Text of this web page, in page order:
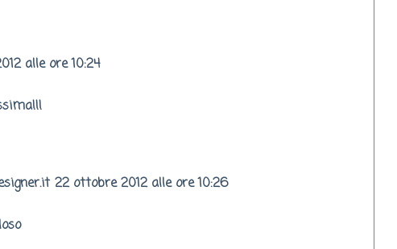
alle ore 10:24
22 ottobre 2012 alle ore 10:26